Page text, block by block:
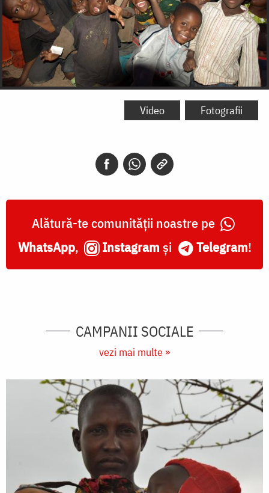
Video Fotografii
Alătură-te comunității noastre pe
WhatsApp, Instagram și Telegram!
CAMPANII SOCIALE
vezi mai multe »